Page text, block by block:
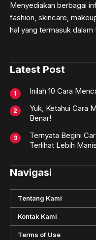
Menyediakan berbagai
fashion, skincare,
hal yang termasuk
Latest Post
Inilah 10 Cara
Yuk, Ketahui Cara
Benar!
Ternyata Begini
Terlihat Lebih Manis
Navigasi
Tentang Kami
Kontak Kami
Terms of Use